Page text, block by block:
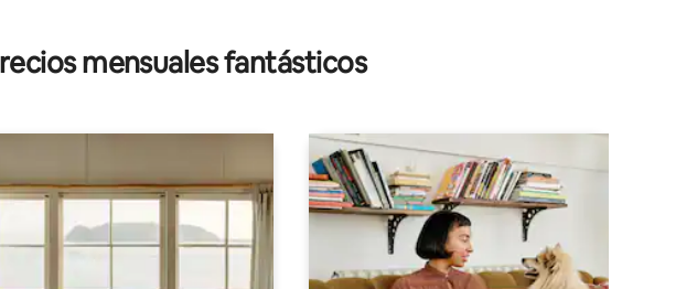
4.8 de 5; 20 evaluaciones
mensuales fantásticos